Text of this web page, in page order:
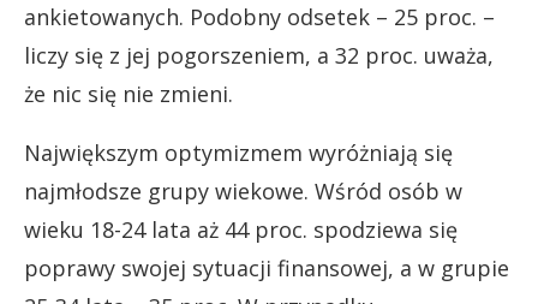
ankietowanych. Podobny odsetek – 25 proc. –
liczy się z jej pogorszeniem, a 32 proc. uważa,
że nic się nie zmieni.
Największym optymizmem wyróżniają się
najmłodsze grupy wiekowe. Wśród osób w
wieku 18-24 lata aż 44 proc. spodziewa się
poprawy swojej sytuacji finansowej, a w grupie